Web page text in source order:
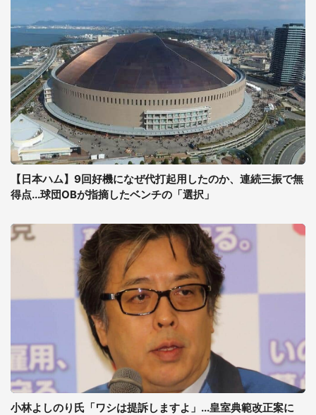
【日本ハム】9回好機になぜ代打起用したのか、連続三振で無
得点...球団OBが指摘したベンチの「選択」
小林よしのり氏「ワシは提訴しますよ」...皇室典範改正案に